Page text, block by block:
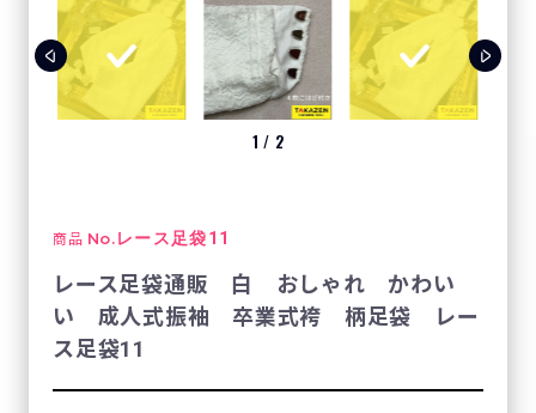
1 / 2
商品 No.レース足袋11
レース足袋通販 白 おしゃれ かわい
い 成人式振袖 卒業式袴 柄足袋 レー
ス足袋11